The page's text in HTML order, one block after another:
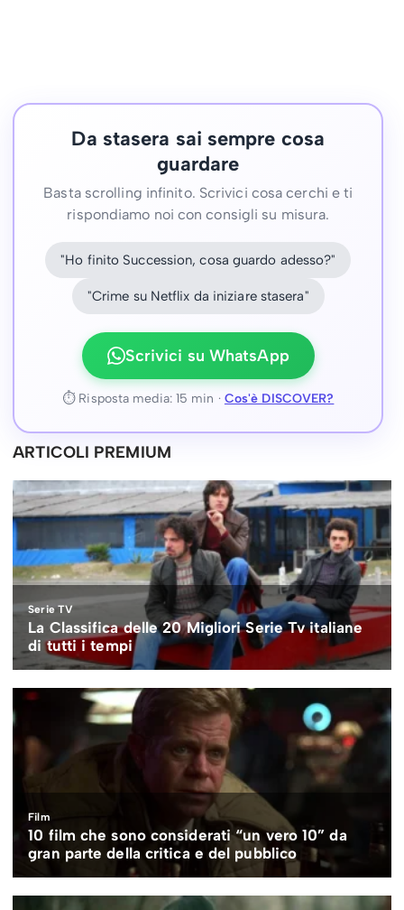
Da stasera sai sempre cosa
guardare
Basta scrolling infinito. Scrivici cosa cerchi e ti
rispondiamo noi con consigli su misura.
"Ho finito Succession, cosa guardo adesso?"
"Crime su Netflix da iniziare stasera"
Scrivici su WhatsApp
⏱ Risposta media: 15 min · Cos'è DISCOVER?
ARTICOLI PREMIUM